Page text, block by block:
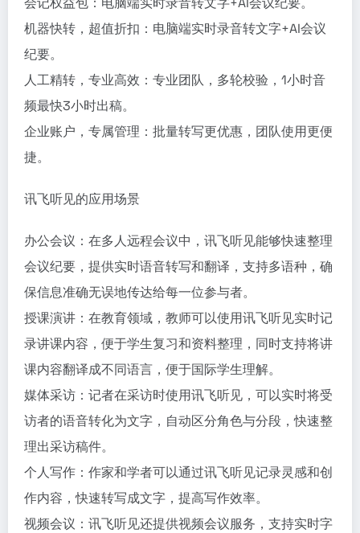
机器快转，超值折扣：电脑端实时录音转文字+AI会议
纪要。
人工精转，专业高效：专业团队，多轮校验，1小时音
频最快3小时出稿。
企业账户，专属管理：批量转写更优惠，团队使用更便
捷。
讯飞听见的应用场景
办公会议：在多人远程会议中，讯飞听见能够快速整理
会议纪要，提供实时语音转写和翻译，支持多语种，确
保信息准确无误地传达给每一位参与者。
授课演讲：在教育领域，教师可以使用讯飞听见实时记
录讲课内容，便于学生复习和资料整理，同时支持将讲
课内容翻译成不同语言，便于国际学生理解。
媒体采访：记者在采访时使用讯飞听见，可以实时将受
访者的语音转化为文字，自动区分角色与分段，快速整
理出采访稿件。
个人写作：作家和学者可以通过讯飞听见记录灵感和创
作内容，快速转写成文字，提高写作效率。
视频会议：讯飞听见还提供视频会议服务，支持实时字